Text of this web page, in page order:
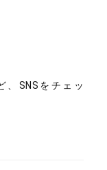
SNSをチェッ